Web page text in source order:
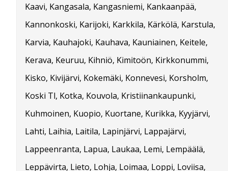
Kaavi, Kangasala, Kangasniemi, Kankaanpää,
Kannonkoski, Karijoki, Karkkila, Kärkölä, Karstula,
Karvia, Kauhajoki, Kauhava, Kauniainen, Keitele,
Kerava, Keuruu, Kihniö, Kimitoön, Kirkkonummi,
Kisko, Kivijärvi, Kokemäki, Konnevesi, Korsholm,
Koski Tl, Kotka, Kouvola, Kristiinankaupunki,
Kuhmoinen, Kuopio, Kuortane, Kurikka, Kyyjärvi,
Lahti, Laihia, Laitila, Lapinjärvi, Lappajärvi,
Lappeenranta, Lapua, Laukaa, Lemi, Lempäälä,
Leppävirta, Lieto, Lohja, Loimaa, Loppi, Loviisa,